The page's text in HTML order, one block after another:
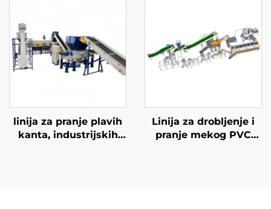
linija za pranje plavih
kanta, industrijskih
Linija za drobljenje i
pranje mekog PVC